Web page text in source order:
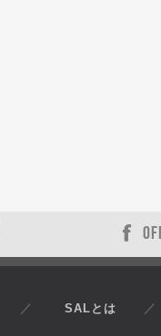
SALとは